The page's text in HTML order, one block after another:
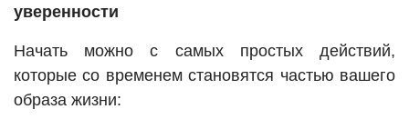
уверенности
Начать можно с самых простых действий,
которые со временем становятся частью вашего
образа жизни: